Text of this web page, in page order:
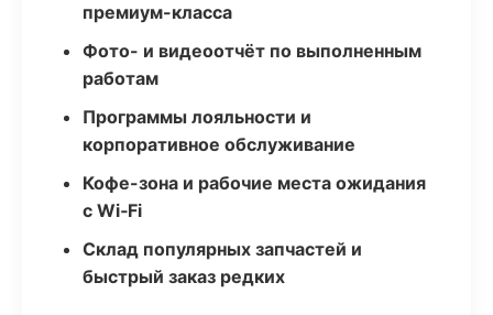
премиум-класса
Фото- и видеоотчёт по выполненным
работам
Программы лояльности и
корпоративное обслуживание
Кофе-зона и рабочие места ожидания
с Wi‑Fi
Склад популярных запчастей и
быстрый заказ редких